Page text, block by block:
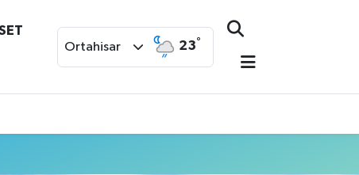
Ortahisar 23°